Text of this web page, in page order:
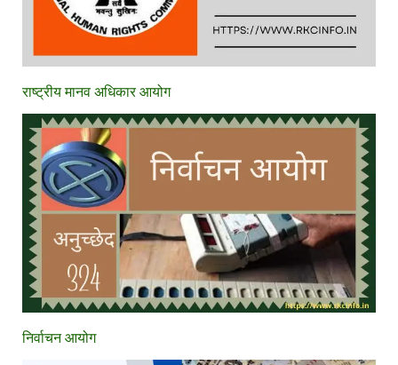
राष्ट्रीय मानव अधिकार आयोग
निर्वाचन आयोग